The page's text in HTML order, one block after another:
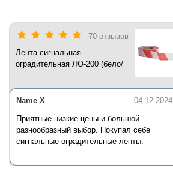
70 отзывов
Лента сигнальная
оградительная ЛО-200 (бело/
04.12.2024
Name X
Приятные низкие цены и большой
разнообразный выбор. Покупал себе
сигнальные оградительные ленты.